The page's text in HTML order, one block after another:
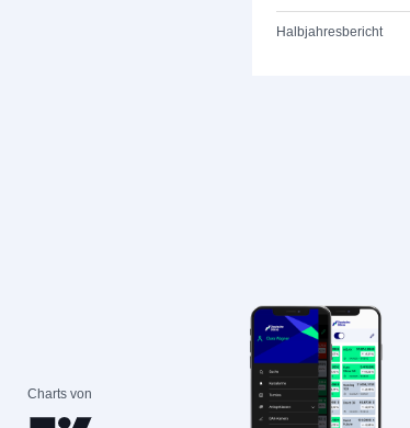
Halbjahresbericht
Charts von